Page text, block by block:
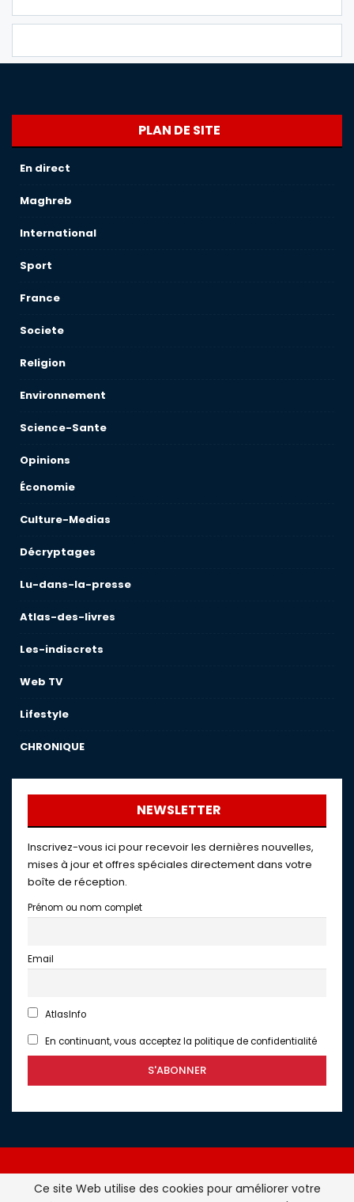
PLAN DE SITE
En direct
Maghreb
International
Sport
France
Societe
Religion
Environnement
Science-Sante
Opinions
Économie
Culture-Medias
Décryptages
Lu-dans-la-presse
Atlas-des-livres
Les-indiscrets
Web TV
Lifestyle
CHRONIQUE
NEWSLETTER
Inscrivez-vous ici pour recevoir les dernières nouvelles,
mises à jour et offres spéciales directement dans votre
boîte de réception.
Prénom ou nom complet
Email
AtlasInfo
En continuant, vous acceptez la politique de confidentialité
Ce site Web utilise des cookies pour améliorer votre